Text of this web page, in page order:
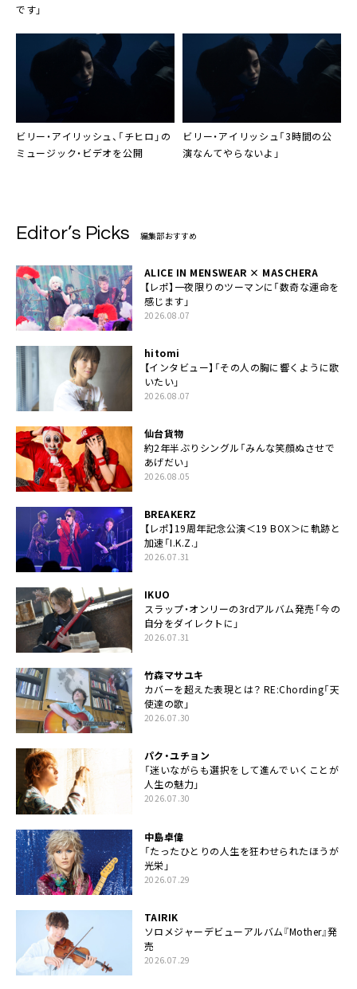
です」
ビリー・アイリッシュ、「チヒロ」の
ミュージック・ビデオを公開
ビリー・アイリッシュ「3時間の公
演なんてやらないよ」
Editor’s Picks 編集部おすすめ
ALICE IN MENSWEAR × MASCHERA
【レポ】一夜限りのツーマンに「数奇な運命を
感じます」
2026.08.07
hitomi
【インタビュー】「その人の胸に響くように歌
いたい」
2026.08.07
仙台貨物
約2年半ぶりシングル「みんな笑顔ぬさせで
あげだい」
2026.08.05
BREAKERZ
【レポ】19周年記念公演＜19 BOX＞に軌跡と
加速「I.K.Z.」
2026.07.31
IKUO
スラップ・オンリーの3rdアルバム発売「今の
自分をダイレクトに」
2026.07.31
竹森マサユキ
カバーを超えた表現とは？ RE:Chording「天
使達の歌」
2026.07.30
パク・ユチョン
「迷いながらも選択をして進んでいくことが
人生の魅力」
2026.07.30
中島卓偉
「たったひとりの人生を狂わせられたほうが
光栄」
2026.07.29
TAIRIK
ソロメジャーデビューアルバム『Mother』発
売
2026.07.29